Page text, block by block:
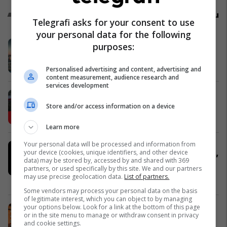
Reklamo këtu
Zgjidhni PrishtinaTicket për
udhëtimin tuaj drejt Hamburgut
Prishtina Ticket
tepër!
Russell Crowe në rolin e një
shqiptari në filmin e ri “The Get Out”
në CineStar
Cinestar
"A po takohemi? Veni dihet" – Një
histori që rritet bashkë me familjet
Telegrafi asks for your consent to use
your personal data for the following
purposes:
Personalised advertising and content, advertising and
content measurement, audience research and
services development
Store and/or access information on a device
Learn more
Your personal data will be processed and information from
your device (cookies, unique identifiers, and other device
data) may be stored by, accessed by and shared with 369
partners, or used specifically by this site. We and our partners
may use precise geolocation data. List of partners.
Some vendors may process your personal data on the basis
of legitimate interest, which you can object to by managing
your options below. Look for a link at the bottom of this page
or in the site menu to manage or withdraw consent in privacy
and cookie settings.